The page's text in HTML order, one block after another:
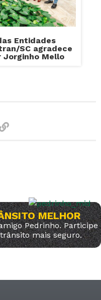
Entidades
SC agradece
Jorginho Mello
MELHOR
Pedrinho. Participe
mais seguro.